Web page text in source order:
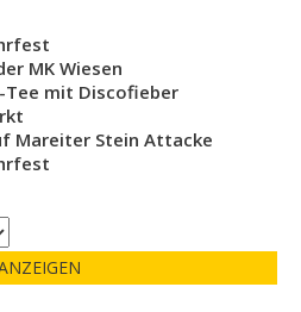
MK Wiesen
Tee mit Discofieber
Mareiter Stein Attacke